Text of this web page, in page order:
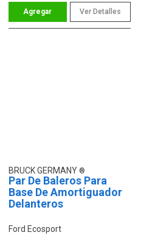
Ver Detalles
BRUCK GERMANY
Par De Baleros Para
Base De Amortiguador
Delanteros
Ford Ecosport